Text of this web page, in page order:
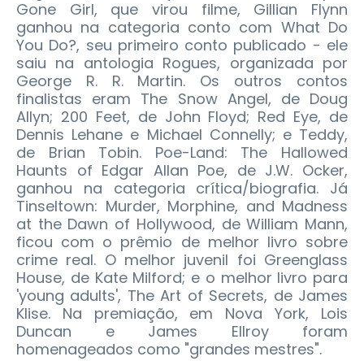
Gone Girl, que virou filme, Gillian Flynn
ganhou na categoria conto com What Do
You Do?, seu primeiro conto publicado - ele
saiu na antologia Rogues, organizada por
George R. R. Martin. Os outros contos
finalistas eram The Snow Angel, de Doug
Allyn; 200 Feet, de John Floyd; Red Eye, de
Dennis Lehane e Michael Connelly; e Teddy,
de Brian Tobin. Poe-Land: The Hallowed
Haunts of Edgar Allan Poe, de J.W. Ocker,
ganhou na categoria crítica/biografia. Já
Tinseltown: Murder, Morphine, and Madness
at the Dawn of Hollywood, de William Mann,
ficou com o prêmio de melhor livro sobre
crime real. O melhor juvenil foi Greenglass
House, de Kate Milford; e o melhor livro para
'young adults', The Art of Secrets, de James
Klise. Na premiação, em Nova York, Lois
Duncan e James Ellroy foram
homenageados como "grandes mestres".